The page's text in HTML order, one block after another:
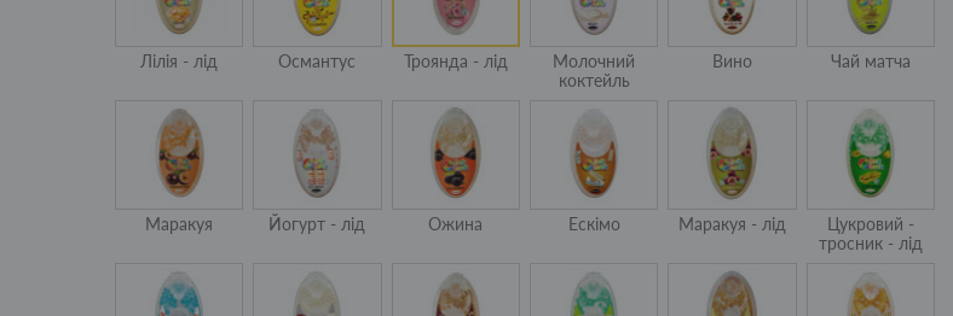
Лілія - лід Османтус Троянда - лід
Молочний
коктейль
Вино Чай матча
Маракуя Йогурт - лід Ожина Ескімо Маракуя - лід
Цукровий -
тросник - лід